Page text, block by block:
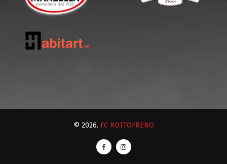
© 2026. FC ROTTOFRENO